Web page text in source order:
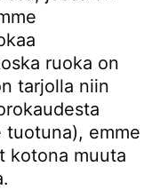
ruoka on
tarjolla niin
tuotuna), emme
kotona muuta